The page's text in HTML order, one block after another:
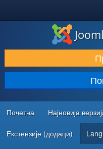
ПРЕУЗИМАЊЕ И ПРОШИРЕЊА
ОТКРИЈТЕ И НАУЧИТЕ
ЗАЈЕДНИЦА И ПОДРШКА
РЕСУРСИ ЗА РАЗВОЈ
Почетна Најновија
Екстензије (додаци)